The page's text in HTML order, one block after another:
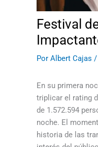
Festival
Por Albert Cajas /
En su primera
triplicar el rating
de 1.572.594
noche. El
historia de las